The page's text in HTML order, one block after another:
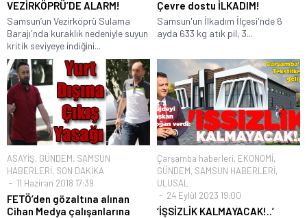
VEZİRKÖPRÜ’DE ALARM!
Samsun’un Vezirköprü Sulama
Barajı'nda kuraklık nedeniyle suyun
kritik seviyeye indiğini...
Çevre dostu İLKADIM!
Samsun'un İlkadım İlçesi'nde 6
ayda 633 kg atık pil, 3...
ASAYİŞ, GÜNDEM, SAMSUN
HABERLERİ, SON DAKİKA
11 Haziran 2018 17:39
FETÖ’den gözaltına alınan
Cihan Medya çalışanlarına
Çarşamba haberleri, EKONOMİ,
GÜNDEM, SAMSUN HABERLERİ,
ULUSAL
24 Eylül 2023 19:00
‘İŞSİZLİK KALMAYACAK!..’